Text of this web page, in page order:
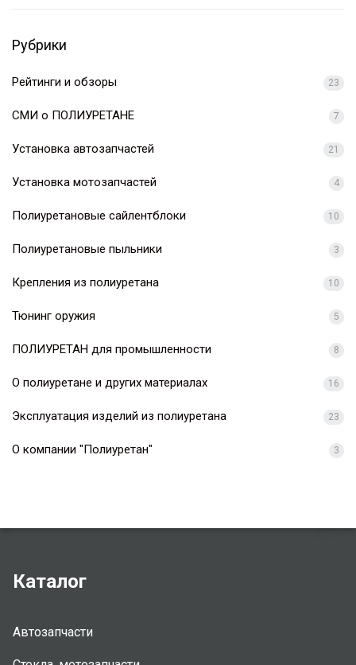
Рубрики
Рейтинги и обзоры 23
СМИ о ПОЛИУРЕТАНЕ 7
Установка автозапчастей 21
Установка мотозапчастей 4
Полиуретановые сайлентблоки 10
Полиуретановые пыльники 3
Крепления из полиуретана 10
Тюнинг оружия 5
ПОЛИУРЕТАН для промышленности 8
О полиуретане и других материалах 16
Эксплуатация изделий из полиуретана 23
О компании "Полиуретан" 3
Каталог
Автозапчасти